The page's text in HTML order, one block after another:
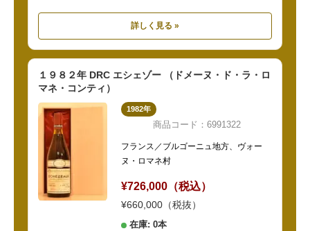
詳しく見る »
１９８２年 DRC エシェゾー （ドメーヌ・ド・ラ・ロ
マネ・コンティ）
1982年
商品コード：6991322
フランス／ブルゴーニュ地方、ヴォー
ヌ・ロマネ村
¥726,000（税込）
¥660,000（税抜）
在庫: 0本